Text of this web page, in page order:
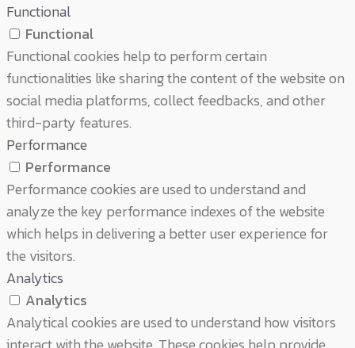
Functional
Functional
Functional cookies help to perform certain
functionalities like sharing the content of the website on
social media platforms, collect feedbacks, and other
third-party features.
Performance
Performance
Performance cookies are used to understand and
analyze the key performance indexes of the website
which helps in delivering a better user experience for
the visitors.
Analytics
Analytics
Analytical cookies are used to understand how visitors